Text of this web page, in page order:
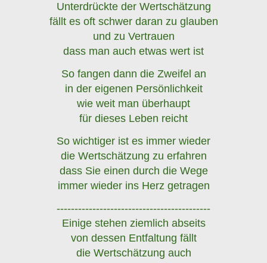
Unterdrückte der Wertschätzung
fällt es oft schwer daran zu glauben
und zu Vertrauen
dass man auch etwas wert ist
So fangen dann die Zweifel an
in der eigenen Persönlichkeit
wie weit man überhaupt
für dieses Leben reicht
So wichtiger ist es immer wieder
die Wertschätzung zu erfahren
dass Sie einen durch die Wege
immer wieder ins Herz getragen
-------------------------------------------
Einige stehen ziemlich abseits
von dessen Entfaltung fällt
die Wertschätzung auch